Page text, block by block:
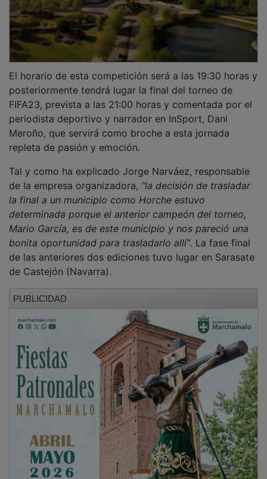
posteriormente tendrá lugar la final del torneo de
FIFA23, prevista a las 21:00 horas y comentada por el
periodista deportivo y narrador en InSport, Dani
Meroño, que servirá como broche a esta jornada
repleta de pasión y emoción.
de la empresa organizadora,“la decisión de trasladar
la final a un municipio como Horche estuvo
determinada porque el anterior campeón del torneo,
Mario García, es de este municipio y nos pareció una
bonita oportunidad para trasladarlo allí”. La fase final
de las anteriores dos ediciones tuvo lugar en Sarasate
de Castejón (Navarra).